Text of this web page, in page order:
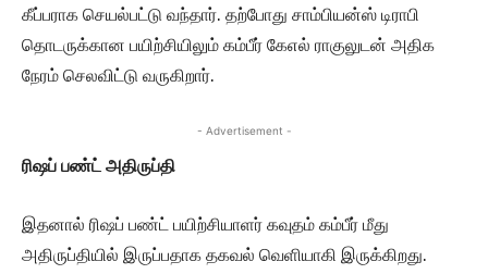
கீப்பராக செயல்பட்டு வந்தார். தற்போது சாம்பியன்ஸ் டிராபி
தொடருக்கான பயிற்சியிலும் கம்பீர் கேஎல் ராகுலுடன் அதிக
நேரம் செலவிட்டு வருகிறார்.
- Advertisement -
ரிஷப் பண்ட் அதிருப்தி
இதனால் ரிஷப் பண்ட் பயிற்சியாளர் கவுதம் கம்பீர் மீது
அதிருப்தியில் இருப்பதாக தகவல் வெளியாகி இருக்கிறது.